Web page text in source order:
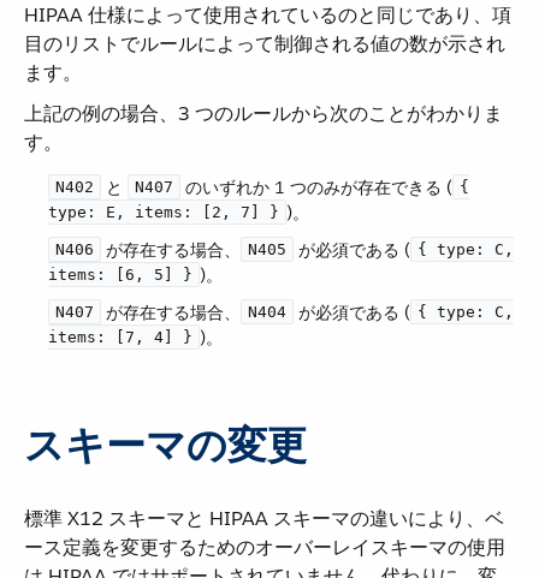
HIPAA 仕様によって使用されているのと同じであり、項
目のリストでルールによって制御される値の数が示され
ます。
上記の例の場合、3 つのルールから次のことがわかりま
す。
N402 ​ と ​ N407 ​ のいずれか 1 つのみが存在できる (​ {
type: E, items: [2, 7] } ​)。
N406 ​ が存在する場合、​ N405 ​ が必須である (​ { type: C,
items: [6, 5] } ​)。
N407 ​ が存在する場合、​ N404 ​ が必須である (​ { type: C,
items: [7, 4] } ​)。
スキーマの変更
標準 X12 スキーマと HIPAA スキーマの違いにより、ベ
ース定義を変更するためのオーバーレイスキーマの使用